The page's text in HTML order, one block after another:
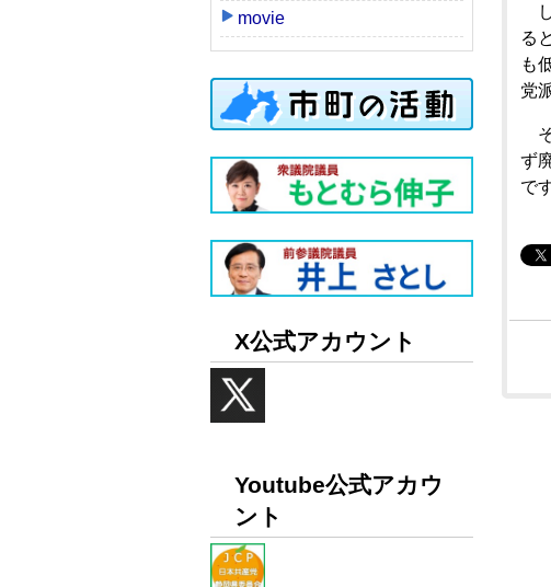
し
る
も
党
そ
ず
で
movie
X公式アカウント
Youtube公式アカウ
ント